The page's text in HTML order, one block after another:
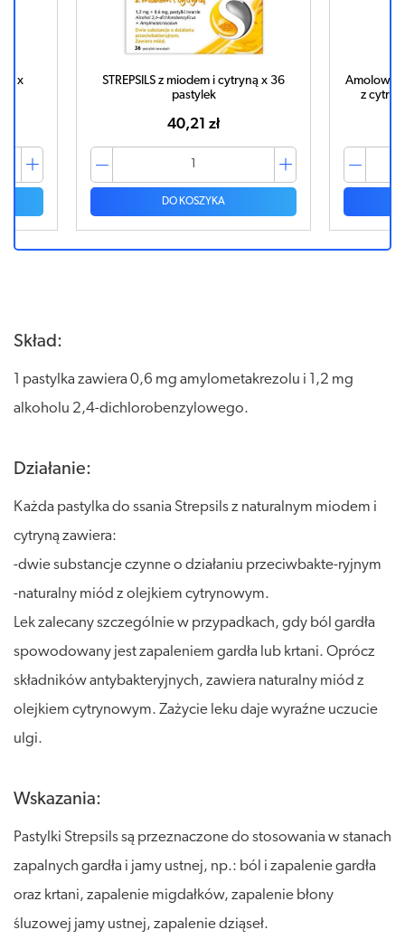
x
STREPSILS z miodem i cytryną x 36
pastylek
40,21 zł
DO KOSZYKA
Amolowe
z
Skład:
1 pastylka zawiera 0,6 mg amylometakrezolu i 1,2 mg
alkoholu 2,4-dichlorobenzylowego.
Działanie:
Każda pastylka do ssania Strepsils z naturalnym miodem i
cytryną zawiera:
-dwie substancje czynne o działaniu przeciwbakte-ryjnym
-naturalny miód z olejkiem cytrynowym.
Lek zalecany szczególnie w przypadkach, gdy ból gardła
spowodowany jest zapaleniem gardła lub krtani. Oprócz
składników antybakteryjnych, zawiera naturalny miód z
olejkiem cytrynowym. Zażycie leku daje wyraźne uczucie
ulgi.
Wskazania:
Pastylki Strepsils są przeznaczone do stosowania w stanach
zapalnych gardła i jamy ustnej, np.: ból i zapalenie gardła
oraz krtani, zapalenie migdałków, zapalenie błony
śluzowej jamy ustnej, zapalenie dziąseł.